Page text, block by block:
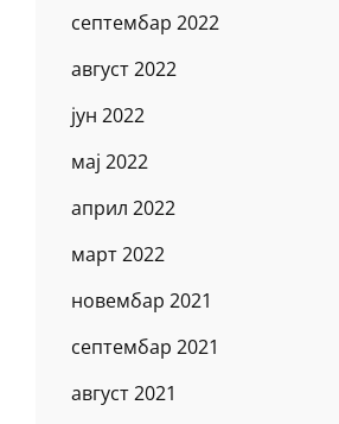
септембар 2022
август 2022
јун 2022
мај 2022
април 2022
март 2022
новембар 2021
септембар 2021
август 2021